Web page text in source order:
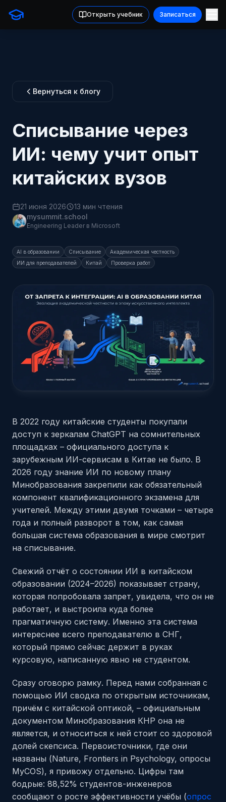
Открыть учебник Записаться
Вернуться к блогу
Списывание через
ИИ: чему учит опыт
китайских вузов
21 июня 2026
13 мин чтения
mysummit.school
Engineering Leader в Microsoft
AI в образовании Списывание
Академическая честность
ИИ для преподавателей
Китай Проверка работ
В 2022 году китайские студенты покупали
доступ к зеркалам ChatGPT на сомнительных
площадках – официального доступа к
зарубежным ИИ-сервисам в Китае не было. В
2026 году знание ИИ по новому плану
Минобразования закрепили как обязательный
компонент квалификационного экзамена для
учителей. Между этими двумя точками – четыре
года и полный разворот в том, как самая
большая система образования в мире смотрит
на списывание.
Свежий отчёт о состоянии ИИ в китайском
образовании (2024–2026) показывает страну,
которая попробовала запрет, увидела, что он не
работает, и выстроила куда более
прагматичную систему. Именно эта система
интереснее всего преподавателю в СНГ,
который прямо сейчас держит в руках
курсовую, написанную явно не студентом.
Сразу оговорю рамку. Перед нами собранная с
помощью ИИ сводка по открытым источникам,
причём с китайской оптикой, – официальным
документом Минобразования КНР она не
является, и относиться к ней стоит со здоровой
долей скепсиса. Первоисточники, где они
названы (Nature, Frontiers in Psychology, опросы
MyCOS), я привожу отдельно. Цифры там
бодрые: 88,52% студентов-инженеров
сообщают о росте эффективности учёбы (опрос